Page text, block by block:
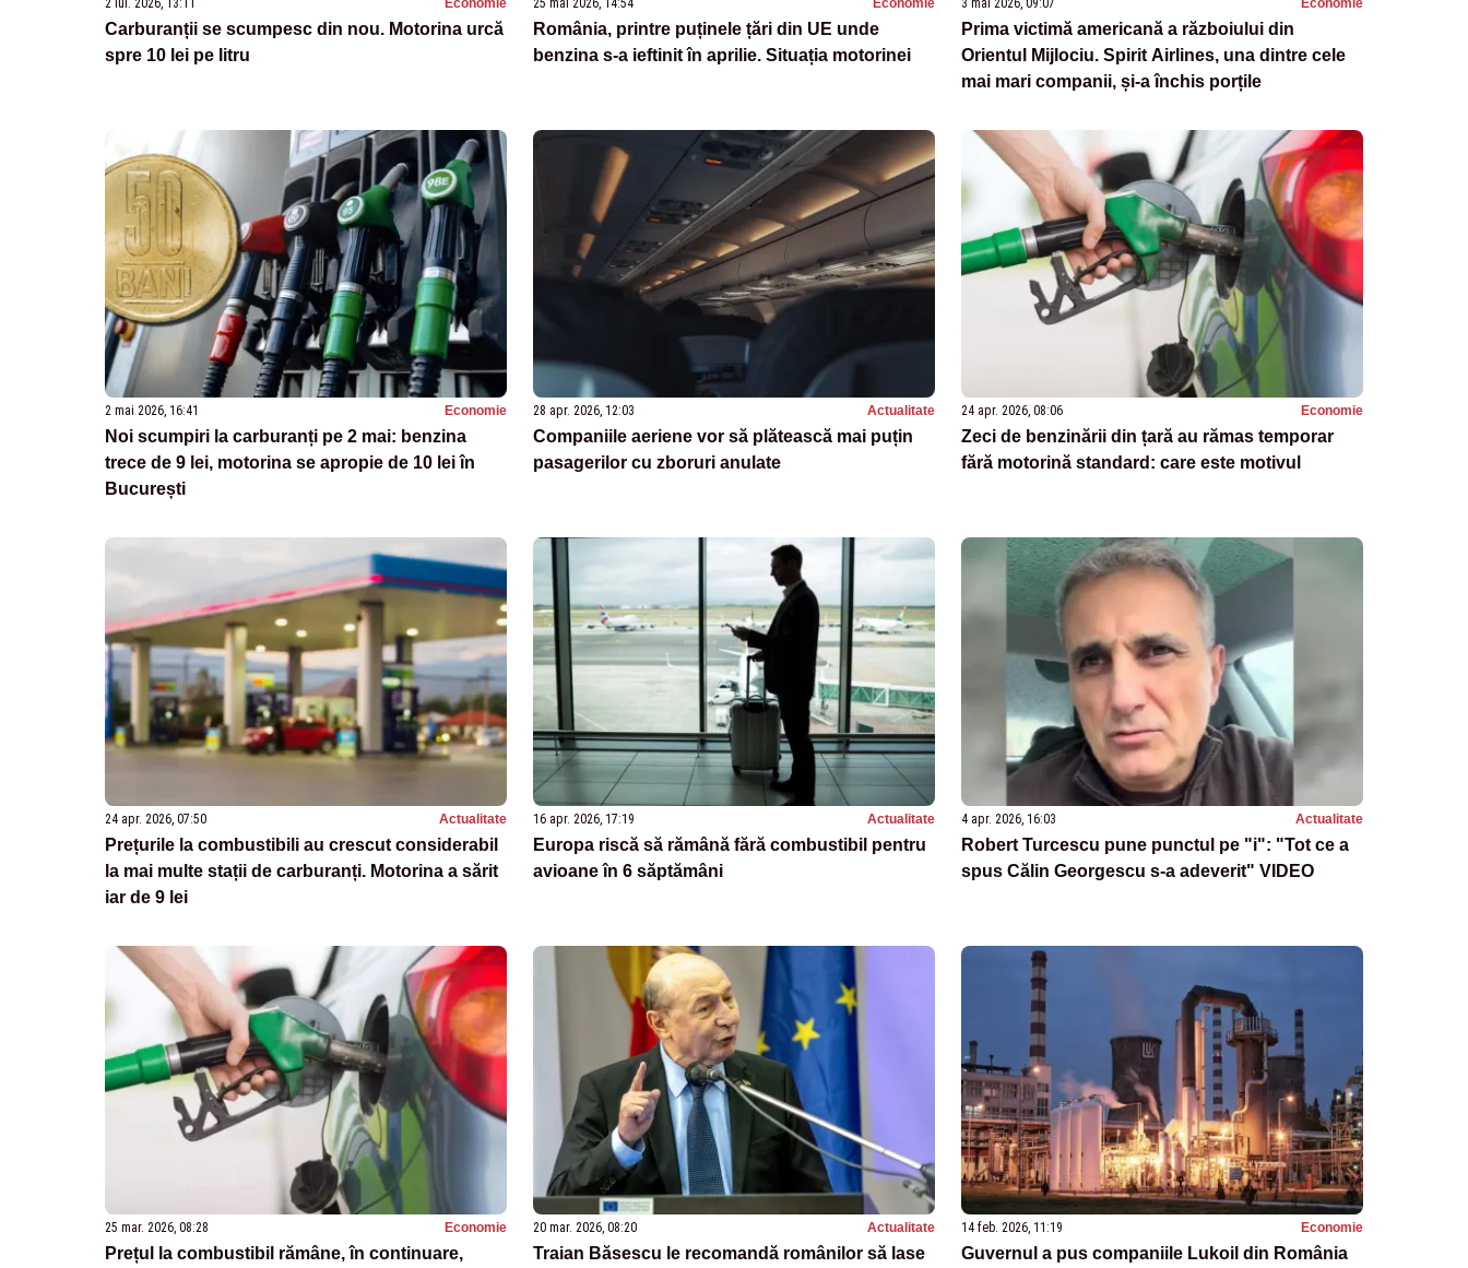
Carburanții se scumpesc din nou. Motorina urcă
spre 10 lei pe litru
România, printre puținele țări din UE unde
benzina s-a ieftinit în aprilie. Situația motorinei
Prima victimă americană a războiului din
Orientul Mijlociu. Spirit Airlines, una dintre cele
mai mari companii, și-a închis porțile
2 mai 2026, 16:41 Economie
Noi scumpiri la carburanți pe 2 mai: benzina
trece de 9 lei, motorina se apropie de 10 lei în
București
28 apr. 2026, 12:03 Actualitate
Companiile aeriene vor să plătească mai puțin
pasagerilor cu zboruri anulate
24 apr. 2026, 08:06 Economie
Zeci de benzinării din țară au rămas temporar
fără motorină standard: care este motivul
24 apr. 2026, 07:50 Actualitate
Prețurile la combustibili au crescut considerabil
la mai multe stații de carburanți. Motorina a sărit
iar de 9 lei
16 apr. 2026, 17:19 Actualitate
Europa riscă să rămână fără combustibil pentru
avioane în 6 săptămâni
4 apr. 2026, 16:03 Actualitate
Robert Turcescu pune punctul pe "i": "Tot ce a
spus Călin Georgescu s-a adeverit" VIDEO
25 mar. 2026, 08:28 Economie
Prețul la combustibil rămâne, în continuare,
20 mar. 2026, 08:20 Actualitate
Traian Băsescu le recomandă românilor să lase
14 feb. 2026, 11:19 Economie
Guvernul a pus companiile Lukoil din România